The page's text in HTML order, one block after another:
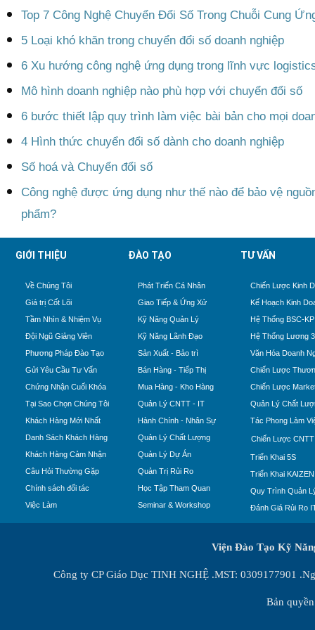
Top 7 Công Nghệ Chuyển Đổi Số Trong Chuỗi Cung
5 Loại khó khăn trong chuyển đổi số doanh nghiệp
6 Xu hướng công nghệ ứng dụng trong lĩnh vực
Mô hình doanh nghiệp nào phù hợp với chuyển đổi số
6 bước thiết lập quy trình làm việc bài bản cho mọi
4 Hình thức chuyển đổi số dành cho doanh nghiệp
Số hoá và Chuyển đổi số
Công nghệ được ứng dụng như thế nào để bảo vệ
phẩm?
GIỚI THIỆU
Về Chúng Tôi
Giá trị Cốt Lõi
Tầm Nhìn & Nhiệm Vụ
Đội Ngũ Giảng Viên
Phương Pháp Đào Tạo
Gửi Yêu Cầu Tư Vấn
Chứng Nhận Cuối Khóa
Tại Sao Chọn Chúng Tôi
Khách Hàng Mới Nhất
Danh Sách Khách Hàng
Khách Hàng Cảm Nhận
Câu Hỏi Thường Gặp
Chính sách đối tác
Việc Làm
ĐÀO TẠO
Phát Triển Cá Nhân
Giao Tiếp & Ứng Xử
Kỹ Năng Quản Lý
Kỹ Năng Lãnh Đạo
Sản Xuất - Bảo trì
Bán Hàng - Tiếp Thị
Mua Hàng - Kho Hàng
Quản Lý CNTT - IT
Hành Chính - Nhân Sự
Quản Lý Chất Lượng
Quản Lý Dự Án
Quản Trị Rủi Ro
Học Tập Tham Quan
Seminar & Workshop
TƯ VẤN
Chiến Lược Kinh
Kế Hoạch Kinh
Hệ Thống BSC-
Hệ Thống Lương
Văn Hóa Doanh
Chiến Lược
Chiến Lược
Quản Lý Chất
Tác Phong Làm
Chiến Lược CNTT
Triển Khai 5S
Triển Khai KAIZEN
Quy Trình Quản
Đánh Giá Rủi Ro
Viện Đào Tạo Kỹ
Công ty CP Giáo Dục TINH NGHỆ .MST: 0309177901
Bản